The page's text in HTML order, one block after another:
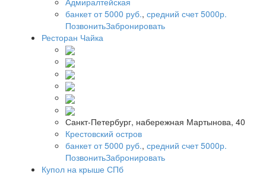
банкет от 5000 руб., средний счет 5000р.
ПозвонитьЗабронировать
Ресторан Чайка
Санкт-Петербург, набережная Мартынова, 40
Крестовский остров
банкет от 5000 руб., средний счет 5000р.
ПозвонитьЗабронировать
Купол на крыше СПб